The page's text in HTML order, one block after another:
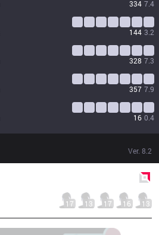
334 7.4
144 3.2
328 7.3
357 7.9
16 0.4
Ver. 8.2
17 13 17 16 13